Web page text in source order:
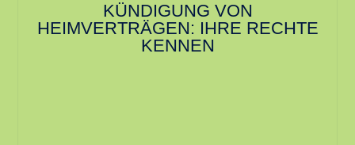
KÜNDIGUNG VON
HEIMVERTRÄGEN: IHRE RECHTE
KENNEN